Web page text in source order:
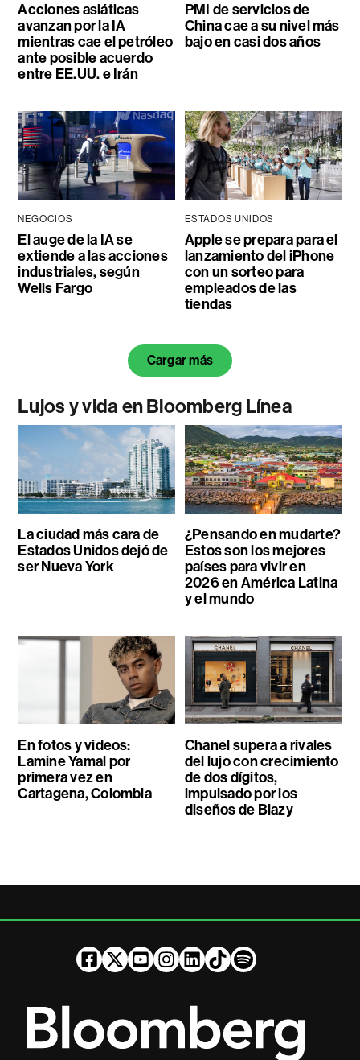
Acciones asiáticas
avanzan por la IA
mientras cae el petróleo
ante posible acuerdo
entre EE.UU. e Irán
PMI de servicios de
China cae a su nivel más
bajo en casi dos años
NEGOCIOS
El auge de la IA se
extiende a las acciones
industriales, según
Wells Fargo
ESTADOS UNIDOS
Apple se prepara para el
lanzamiento del iPhone
con un sorteo para
empleados de las
tiendas
Cargar más
Lujos y vida en Bloomberg Línea
La ciudad más cara de
Estados Unidos dejó de
ser Nueva York
¿Pensando en mudarte?
Estos son los mejores
países para vivir en
2026 en América Latina
y el mundo
En fotos y videos:
Lamine Yamal por
primera vez en
Cartagena, Colombia
Chanel supera a rivales
del lujo con crecimiento
de dos dígitos,
impulsado por los
diseños de Blazy